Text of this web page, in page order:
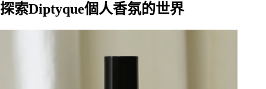
探索Diptyque個人香氛的世界